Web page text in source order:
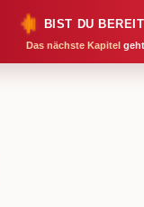
BIST DU
Das nächste Kapitel